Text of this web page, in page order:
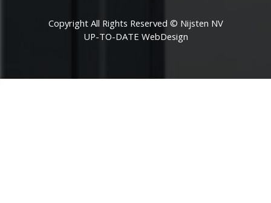
Copyright All Rights Reserved © Nijsten NV
UP-TO-DATE WebDesign